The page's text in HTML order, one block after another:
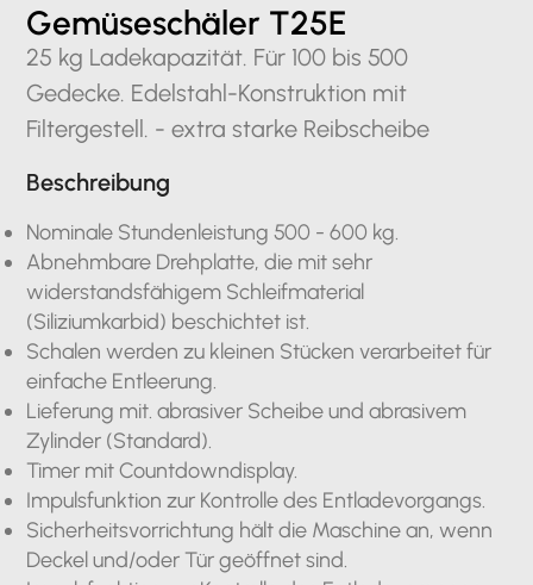
Gemüseschäler T25E
25 kg Ladekapazität. Für 100 bis 500
Gedecke. Edelstahl-Konstruktion mit
Filtergestell. - extra starke Reibscheibe
Beschreibung
Nominale Stundenleistung 500 - 600 kg.
Abnehmbare Drehplatte, die mit sehr
widerstandsfähigem Schleifmaterial
(Siliziumkarbid) beschichtet ist.
Schalen werden zu kleinen Stücken verarbeitet für
einfache Entleerung.
Lieferung mit. abrasiver Scheibe und abrasivem
Zylinder (Standard).
Timer mit Countdowndisplay.
Impulsfunktion zur Kontrolle des Entladevorgangs.
Sicherheitsvorrichtung hält die Maschine an, wenn
Deckel und/oder Tür geöffnet sind.